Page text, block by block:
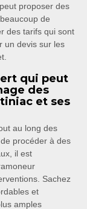
proposer des
de
des tarifs qui sont
un devis sur les
qui peut
des
et ses
au long des
procéder à des
il est
Sachez
et
amples